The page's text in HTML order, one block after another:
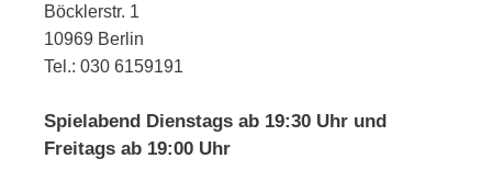
Böcklerstr. 1
10969 Berlin
Tel.: 030 6159191
Spielabend Dienstags ab 19:30 Uhr und
Freitags ab 19:00 Uhr